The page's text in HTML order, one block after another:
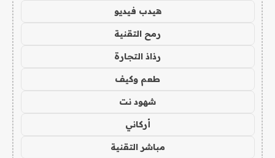
هيدب فيديو
رمح التقنية
رذاذ التجارة
طعم وكيف
شهود نت
أركاني
مباشر التقنية